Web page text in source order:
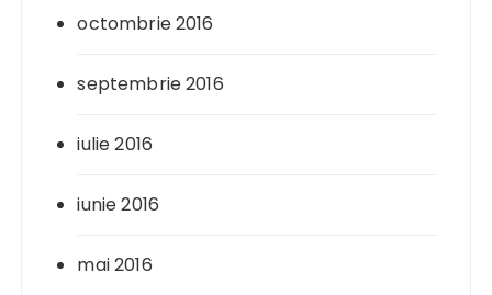
octombrie 2016
septembrie 2016
iulie 2016
iunie 2016
mai 2016